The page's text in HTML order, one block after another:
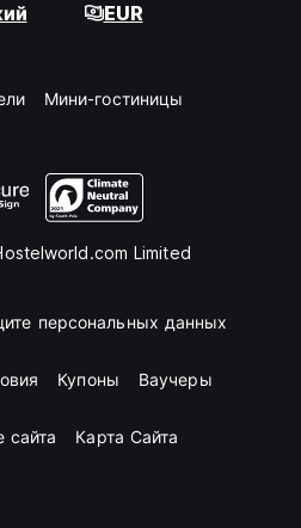
EUR
Мини-гостиницы
Limited
персональных данных
Купоны Ваучеры
сайта Карта Сайта